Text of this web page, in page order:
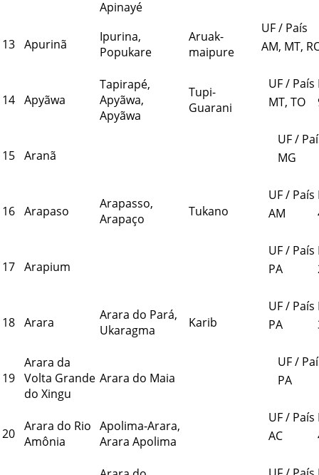
Apinayé
13 Apurinã
Ipurina,
Popukare
Aruak-
maipure
UF / País
AM, MT,
14 Apyãwa
Tapirapé,
Apyãwa,
Apyãwa
Tupi-
Guarani
UF / País
MT, TO
15 Aranã
UF /
MG
16 Arapaso
Arapasso,
Arapaço
Tukano
UF / País
AM
17 Arapium
UF / País
PA
18 Arara
Arara do Pará,
Ukaragma
Karib
UF / País
PA
19
Arara da
Volta Grande
do Xingu
Arara do Maia
UF /
PA
20 Arara do Rio
Amônia
Apolima-Arara,
Arara Apolima
UF / País
AC